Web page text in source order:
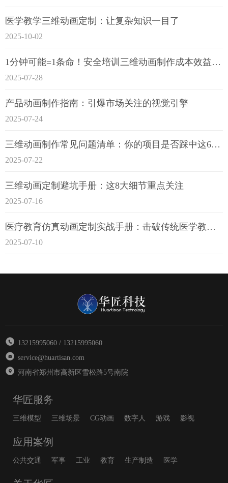
医学教学三维动画定制：让复杂知识一目了
2025-10-02
1分钟可能=1条命！安全培训三维动画制作成本效益深度拆解
2025-07-28
产品动画制作指南：引爆市场关注的视觉引擎
2025-07-24
三维动画制作常见问题清单：你的项目是否踩中这6大技术雷区？
2025-07-22
三维动画定制避坑手册：这8大细节重点关注
2025-07-16
医疗教育仿真动画定制实战手册：击破传统医学教育7大痛点
2025-07-10
13215995060 / 13215995060
service@huartisan.com
河南省郑州市高新区雪松路5号南院
华匠服务
三维模型 三维场景 CG动画 数字人 游戏 影视
应用案例
公共交通 军事 工业 教育 生产制造 医学